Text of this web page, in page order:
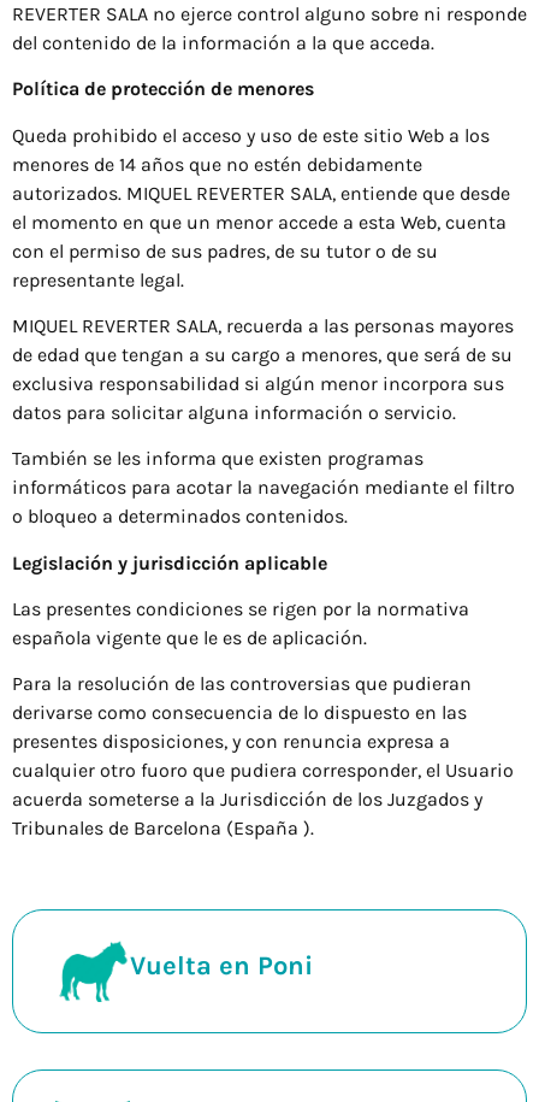
REVERTER SALA no ejerce control alguno sobre ni responde
del contenido de la información a la que acceda.
Política de protección de menores
Queda prohibido el acceso y uso de este sitio Web a los
menores de 14 años que no estén debidamente
autorizados. MIQUEL REVERTER SALA, entiende que desde
el momento en que un menor accede a esta Web, cuenta
con el permiso de sus padres, de su tutor o de su
representante legal.
MIQUEL REVERTER SALA, recuerda a las personas mayores
de edad que tengan a su cargo a menores, que será de su
exclusiva responsabilidad si algún menor incorpora sus
datos para solicitar alguna información o servicio.
También se les informa que existen programas
informáticos para acotar la navegación mediante el filtro
o bloqueo a determinados contenidos.
Legislación y jurisdicción aplicable
Las presentes condiciones se rigen por la normativa
española vigente que le es de aplicación.
Para la resolución de las controversias que pudieran
derivarse como consecuencia de lo dispuesto en las
presentes disposiciones, y con renuncia expresa a
cualquier otro fuoro que pudiera corresponder, el Usuario
acuerda someterse a la Jurisdicción de los Juzgados y
Tribunales de Barcelona (España ).
Vuelta en Poni